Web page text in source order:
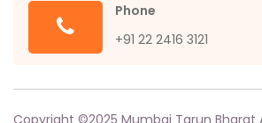
Phone
+91 22 2416 3121
Copyright ©2025 Mumbai Tarun Bharat